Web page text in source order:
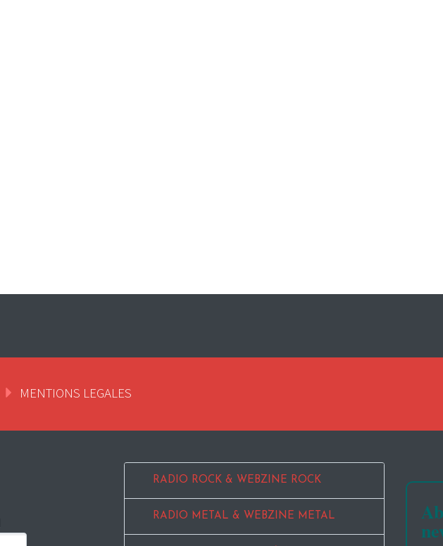
MENTIONS LEGALES
RADIO ROCK & WEBZINE ROCK
RADIO METAL & WEBZINE METAL